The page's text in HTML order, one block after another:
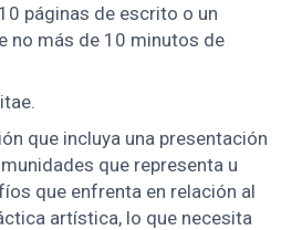
páginas de escrito o un
no más de 10 minutos de
que incluya una presentación
que representa u
que enfrenta en relación al
artística, lo que necesita